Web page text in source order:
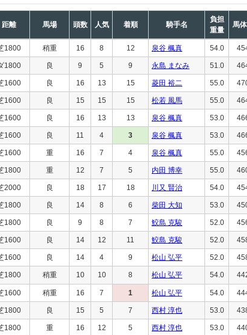
距離 馬場 頭数 人気 着順 騎手名
負担
重量
馬
1800 稍重 16 8 12 泉谷 楓真 54.0
1800 良 9 5 9 永島 まなみ 51.0
1600 良 16 13 15 菱田 裕二 55.0
1600 良 15 15 15 松若 風馬 55.0
1600 良 16 13 13 泉谷 楓真 53.0
1600 良 11 4 3 泉谷 楓真 53.0
1600 重 16 7 4 泉谷 楓真 55.0
1800 重 12 7 5 内田 博幸 55.0
2000 良 18 17 18 川又 賢治 54.0
1800 良 14 8 6 柴田 大知 53.0
1800 良 9 8 7 鮫島 克駿 52.0
1600 良 14 12 11 鮫島 克駿 52.0
1600 良 14 4 9 松山 弘平 52.0
1800 稍重 10 10 8 松山 弘平 54.0
1600 稍重 16 7 1 松山 弘平 54.0
1800 良 15 5 7 西村 淳也 53.0
1800 重 16 12 5 西村 淳也 53.0